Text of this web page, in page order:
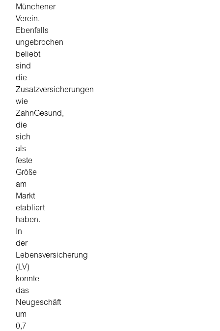
Münchener
Verein.
Ebenfalls
ungebrochen
beliebt
sind
die
Zusatzversicherungen
wie
ZahnGesund,
die
sich
als
feste
Größe
am
Markt
etabliert
haben.
In
der
Lebensversicherung
(LV)
konnte
das
Neugeschäft
um
0,7